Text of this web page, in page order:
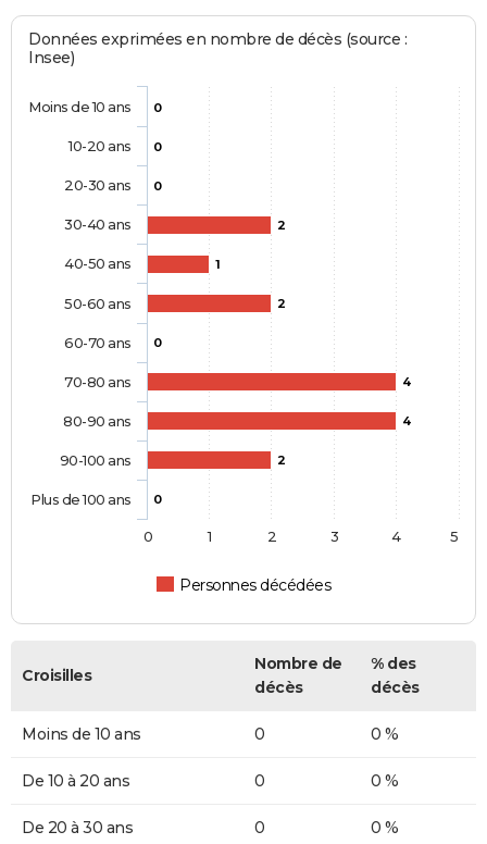
Données exprimées en nombre de décès (source :
Insee)
0
0
0
2
1
2
0
4
4
2
0
Personnes décédées
Moins de 10 ans
10-20 ans
20-30 ans
30-40 ans
40-50 ans
50-60 ans
60-70 ans
70-80 ans
80-90 ans
90-100 ans
Plus de 100 ans
0 1 2 3 4 5
Croisilles
Nombre de
décès
% des
décès
Moins de 10 ans 0 0 %
De 10 à 20 ans 0 0 %
De 20 à 30 ans 0 0 %